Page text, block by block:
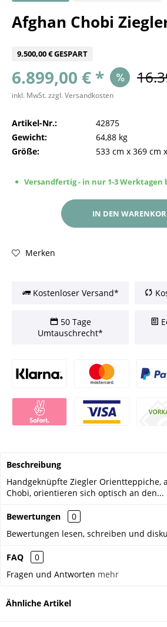
Afghan Chobi
9.500,00 € GESPART
6.899,00 € *
inkl. MwSt.zzgl. Versandkosten
Artikel-Nr.:
42875
Gewicht:
64,88 kg
Größe:
533 cm x 369 cm x
Versandfertig - in nur 1-3 Werktagen
IN DEN
Merken
Kostenloser Versand*
50 Tage
Umtauschrecht*
Beschreibung
Handgeknüpfte Ziegler Orientteppiche,
Chobi, orientieren sich optisch an den...
Bewertungen
0
Bewertungen lesen, schreiben und
FAQ
0
Fragen und Antworten mehr
Ähnliche Artikel